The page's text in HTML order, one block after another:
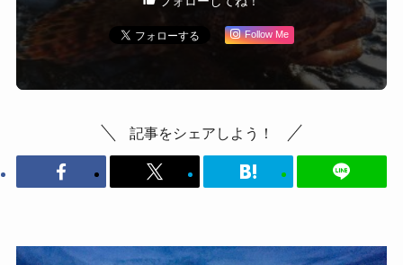
Follow Me
記事をシェアしよう！